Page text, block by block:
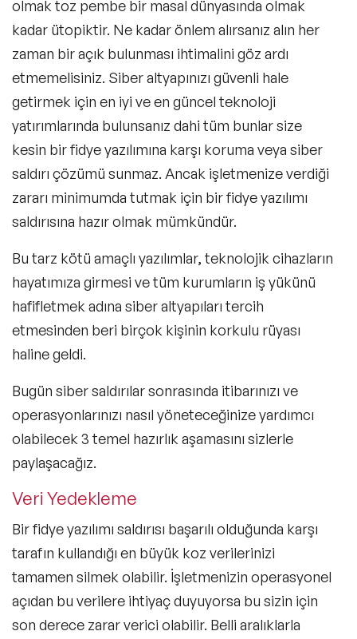
olmak toz pembe bir masal dünyasında olmak
kadar ütopiktir. Ne kadar önlem alırsanız alın her
zaman bir açık bulunması ihtimalini göz ardı
etmemelisiniz. Siber altyapınızı güvenli hale
getirmek için en iyi ve en güncel teknoloji
yatırımlarında bulunsanız dahi tüm bunlar size
kesin bir fidye yazılımına karşı koruma veya siber
saldırı çözümü sunmaz. Ancak işletmenize verdiği
zararı minimumda tutmak için bir fidye yazılımı
saldırısına hazır olmak mümkündür.
Bu tarz kötü amaçlı yazılımlar, teknolojik cihazların
hayatımıza girmesi ve tüm kurumların iş yükünü
hafifletmek adına siber altyapıları tercih
etmesinden beri birçok kişinin korkulu rüyası
haline geldi.
Bugün siber saldırılar sonrasında itibarınızı ve
operasyonlarınızı nasıl yöneteceğinize yardımcı
olabilecek 3 temel hazırlık aşamasını sizlerle
paylaşacağız.
Veri Yedekleme
Bir fidye yazılımı saldırısı başarılı olduğunda karşı
tarafın kullandığı en büyük koz verilerinizi
tamamen silmek olabilir. İşletmenizin operasyonel
açıdan bu verilere ihtiyaç duyuyorsa bu sizin için
son derece zarar verici olabilir. Belli aralıklarla